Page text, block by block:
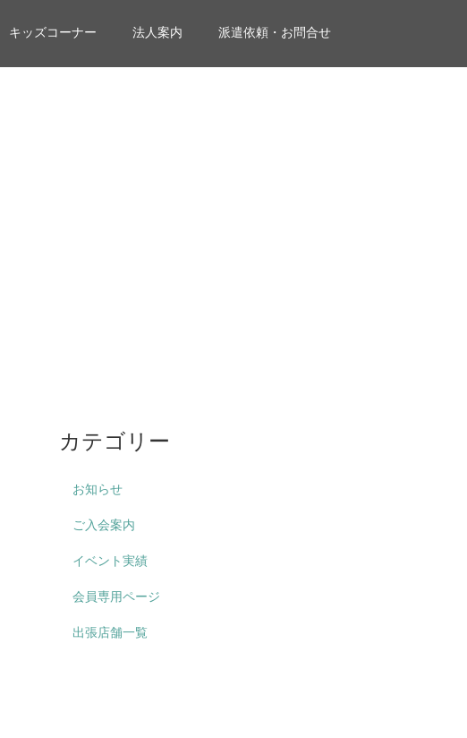
キッズコーナー 法人案内 派遣依頼・お問合せ
カテゴリー
お知らせ
ご入会案内
イベント実績
会員専用ページ
出張店舗一覧